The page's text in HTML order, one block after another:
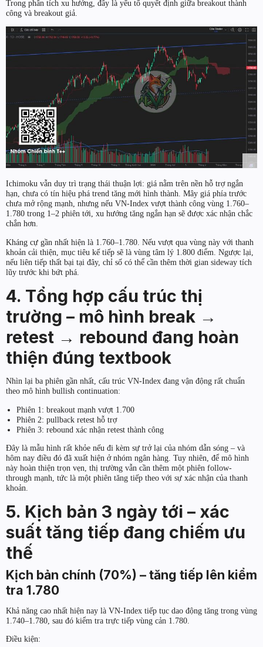
Trong phân tích xu hướng, đây là yếu tố quyết định giữa breakout thành
công và breakout giả.
Ichimoku vẫn duy trì trạng thái thuận lợi: giá nằm trên nền hỗ trợ ngắn
hạn, chưa có tín hiệu phá trend tăng mới hình thành. Mây giá phía trước
chưa mở rộng mạnh, nhưng nếu VN-Index vượt thành công vùng 1.760–
1.780 trong 1–2 phiên tới, xu hướng tăng ngắn hạn sẽ được xác nhận chắc
chắn hơn.
Kháng cự gần nhất hiện là 1.760–1.780. Nếu vượt qua vùng này với thanh
khoản cải thiện, mục tiêu kế tiếp sẽ là vùng tâm lý 1.800 điểm. Ngược lại,
nếu liên tiếp thất bại tại đây, chỉ số có thể cần thêm thời gian sideway tích
lũy trước khi bứt phá.
4. Tổng hợp cấu trúc thị
trường – mô hình break →
retest → rebound đang hoàn
thiện đúng textbook
Nhìn lại ba phiên gần nhất, cấu trúc VN-Index đang vận động rất chuẩn
theo mô hình bullish continuation:
Phiên 1: breakout mạnh vượt 1.700
Phiên 2: pullback retest hỗ trợ
Phiên 3: rebound xác nhận retest thành công
Đây là mẫu hình rất khỏe nếu đi kèm sự trở lại của nhóm dẫn sóng – và
hôm nay điều đó đã xuất hiện ở nhóm ngân hàng. Tuy nhiên, để mô hình
này hoàn thiện trọn vẹn, thị trường vẫn cần thêm một phiên follow-
through mạnh, tức là một phiên tăng tiếp theo với sự xác nhận của thanh
khoản.
5. Kịch bản 3 ngày tới – xác
suất tăng tiếp đang chiếm ưu
thế
Kịch bản chính (70%) – tăng tiếp lên kiểm
tra 1.780
Khả năng cao nhất hiện nay là VN-Index tiếp tục dao động tăng trong vùng
1.740–1.780, sau đó kiểm tra trực tiếp vùng cản 1.780.
Điều kiện: